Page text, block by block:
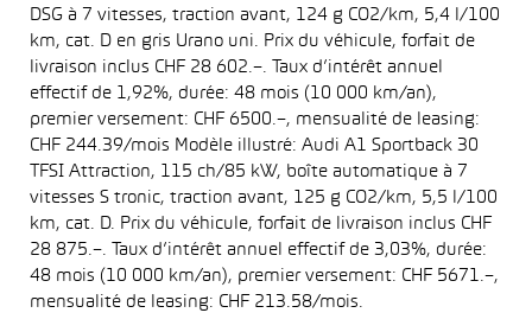
DSG à 7 vitesses, traction avant, 124 g CO2/km, 5,4 l/100
km, cat. D en gris Urano uni. Prix du véhicule, forfait de
livraison inclus CHF 28 602.–. Taux d’intérêt annuel
effectif de 1,92%, durée: 48 mois (10 000 km/an),
premier versement: CHF 6500.–, mensualité de leasing:
CHF 244.39/mois Modèle illustré: Audi A1 Sportback 30
TFSI Attraction, 115 ch/85 kW, boîte automatique à 7
vitesses S tronic, traction avant, 125 g CO2/km, 5,5 l/100
km, cat. D. Prix du véhicule, forfait de livraison inclus CHF
28 875.–. Taux d’intérêt annuel effectif de 3,03%, durée:
48 mois (10 000 km/an), premier versement: CHF 5671.–,
mensualité de leasing: CHF 213.58/mois.